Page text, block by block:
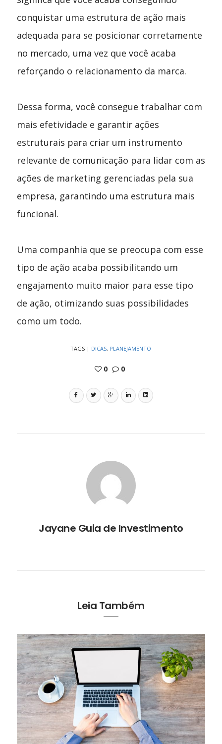
conquistar uma estrutura de ação mais
adequada para se posicionar corretamente
no mercado, uma vez que você acaba
reforçando o relacionamento da marca.
Dessa forma, você consegue trabalhar com
mais efetividade e garantir ações
estruturais para criar um instrumento
relevante de comunicação para lidar com as
ações de marketing gerenciadas pela sua
empresa, garantindo uma estrutura mais
funcional.
Uma companhia que se preocupa com esse
tipo de ação acaba possibilitando um
engajamento muito maior para esse tipo
de ação, otimizando suas possibilidades
como um todo.
TAGS | DICAS, PLANEJAMENTO
0 0
Jayane Guia de Investimento
Leia Também